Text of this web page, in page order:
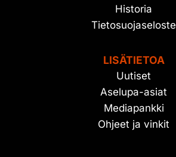
Historia
Tietosuojaseloste
LISÄTIETOA
Uutiset
Aselupa-asiat
Mediapankki
Ohjeet ja vinkit